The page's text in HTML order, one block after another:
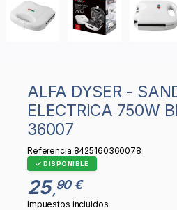
ALFA DYSER - SANDWICHERA
ELECTRICA 750W
36007
Referencia 8425160360078
DISPONIBLE
25 ,90 €
Impuestos incluidos